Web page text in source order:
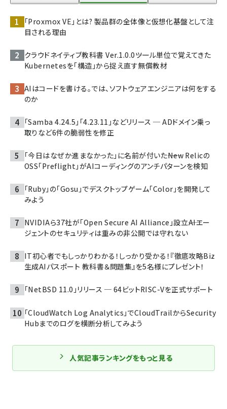
「Proxmox VE」とは? 製品群の全体像と仮想化基盤として注
目される理由
クラウドネイティブ教科書 Ver.1.0.0――ツール単位で覚えてきた
Kubernetesを「構造」から捉え直す無償教材
AIはコードを書ける。では、ソフトウェアエンジニアは何をする
のか
「Samba 4.24.5」「4.23.11」などリリース ─ ADドメイン乗っ
取りなど6件の脆弱性を修正
「今日はなぜか進まなかった」に名前が付いた――New Relicの
OSS「Preflight」がAIコーディングのアンチパターンを検知
「Ruby」の「Gosu」でデスクトップゲーム「Color」を開発して
みよう
NVIDIAら37社が「Open Secure AI Alliance」設立――AIエー
ジェントのセキュリティは重みの非公開では守れない
IT初心者でもしっかりわかる！しっかり受かる！『徹底攻略Biz
生成AIパスポート 教科書＆問題集』を5名様にプレゼント！
「NetBSD 11.0」リリース ─ 64ビットRISC-Vを正式サポート
「CloudWatch Log Analytics」でCloudTrailからSecurity
Hubまでのログを横断分析してみよう
人気記事ランキングをもっと見る